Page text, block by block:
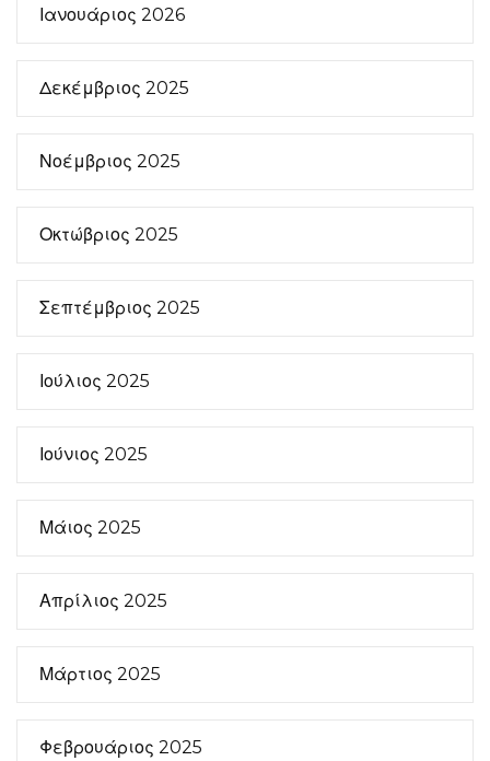
Ιανουάριος 2026
Δεκέμβριος 2025
Νοέμβριος 2025
Οκτώβριος 2025
Σεπτέμβριος 2025
Ιούλιος 2025
Ιούνιος 2025
Μάιος 2025
Απρίλιος 2025
Μάρτιος 2025
Φεβρουάριος 2025